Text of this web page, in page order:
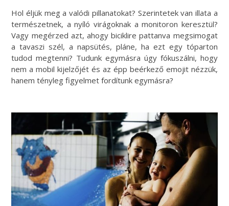
Hol éljük meg a valódi pillanatokat? Szerintetek van illata a
természetnek, a nyíló virágoknak a monitoron keresztül?
Vagy megérzed azt, ahogy biciklire pattanva megsimogat
a tavaszi szél, a napsütés, pláne, ha ezt egy tóparton
tudod megtenni? Tudunk egymásra úgy fókuszálni, hogy
nem a mobil kijelzőjét és az épp beérkező emojit nézzük,
hanem tényleg figyelmet fordítunk egymásra?